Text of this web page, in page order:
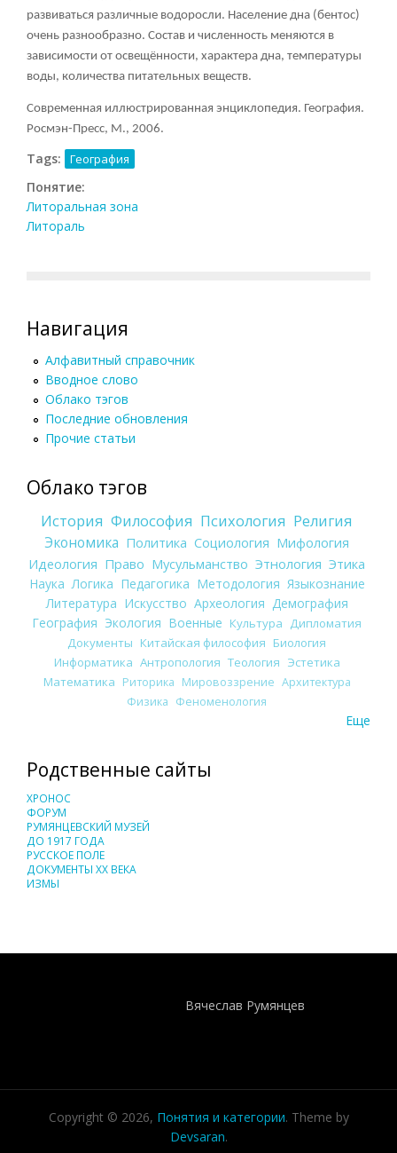
развиваться различные водоросли. Население дна (бентос)
очень разнообразно. Состав и численность меняются в
зависимости от освещённости, характера дна, температуры
воды, количества питательных веществ.
Современная иллюстрированная энциклопедия. География.
Росмэн-Пресс, М., 2006.
Tags: География
Понятие:
Литоральная зона
Литораль
Навигация
Алфавитный справочник
Вводное слово
Облако тэгов
Последние обновления
Прочие статьи
Облако тэгов
История Философия Психология Религия
Экономика Политика Социология Мифология
Идеология Право Мусульманство Этнология Этика
Наука Логика Педагогика Методология Языкознание
Литература Искусство Археология Демография
География Экология Военные Культура
Дипломатия
Документы Китайская философия Биология
Информатика Антропология Теология Эстетика
Математика Риторика Мировоззрение Архитектура
Физика Феноменология
Еще
Родственные сайты
ХРОНОС
ФОРУМ
РУМЯНЦЕВСКИЙ МУЗЕЙ
ДО 1917 ГОДА
РУССКОЕ ПОЛЕ
ДОКУМЕНТЫ XX ВЕКА
ИЗМЫ
Вячеслав Румянцев
Copyright © 2026, Понятия и категории. Theme by
Devsaran.